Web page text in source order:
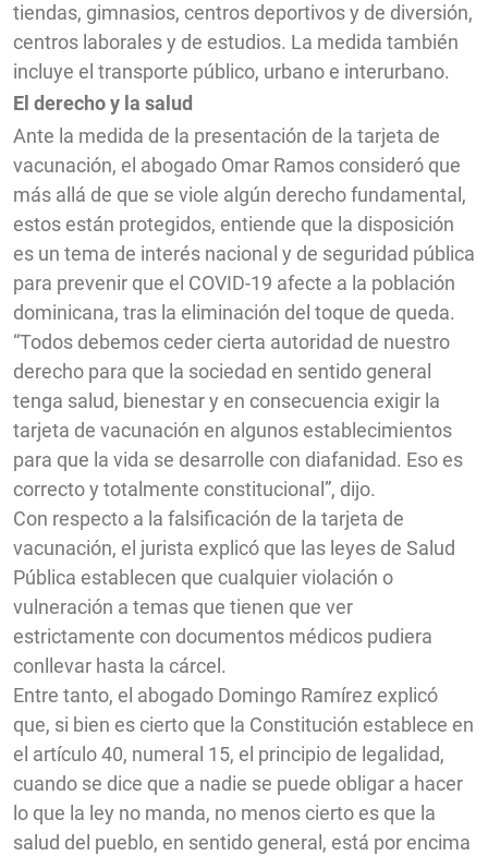
tiendas, gimnasios, centros deportivos y de diversión,
centros laborales y de estudios. La medida también
incluye el transporte público, urbano e interurbano.
El derecho y la salud
Ante la medida de la presentación de la tarjeta de
vacunación, el abogado Omar Ramos consideró que
más allá de que se viole algún derecho fundamental,
estos están protegidos, entiende que la disposición
es un tema de interés nacional y de seguridad pública
para prevenir que el COVID-19 afecte a la población
dominicana, tras la eliminación del toque de queda.
“Todos debemos ceder cierta autoridad de nuestro
derecho para que la sociedad en sentido general
tenga salud, bienestar y en consecuencia exigir la
tarjeta de vacunación en algunos establecimientos
para que la vida se desarrolle con diafanidad. Eso es
correcto y totalmente constitucional”, dijo.
Con respecto a la falsificación de la tarjeta de
vacunación, el jurista explicó que las leyes de Salud
Pública establecen que cualquier violación o
vulneración a temas que tienen que ver
estrictamente con documentos médicos pudiera
conllevar hasta la cárcel.
Entre tanto, el abogado Domingo Ramírez explicó
que, si bien es cierto que la Constitución establece en
el artículo 40, numeral 15, el principio de legalidad,
cuando se dice que a nadie se puede obligar a hacer
lo que la ley no manda, no menos cierto es que la
salud del pueblo, en sentido general, está por encima